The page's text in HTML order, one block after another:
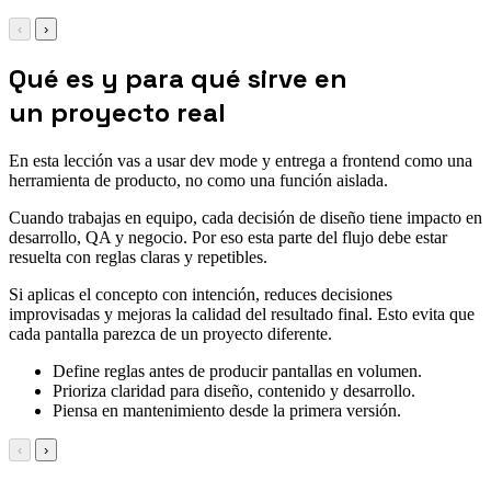
‹ ›
Qué es y para qué sirve en
un proyecto real
En esta lección vas a usar dev mode y entrega a frontend como una
herramienta de producto, no como una función aislada.
Cuando trabajas en equipo, cada decisión de diseño tiene impacto en
desarrollo, QA y negocio. Por eso esta parte del flujo debe estar
resuelta con reglas claras y repetibles.
Si aplicas el concepto con intención, reduces decisiones
improvisadas y mejoras la calidad del resultado final. Esto evita que
cada pantalla parezca de un proyecto diferente.
Define reglas antes de producir pantallas en volumen.
Prioriza claridad para diseño, contenido y desarrollo.
Piensa en mantenimiento desde la primera versión.
‹ ›